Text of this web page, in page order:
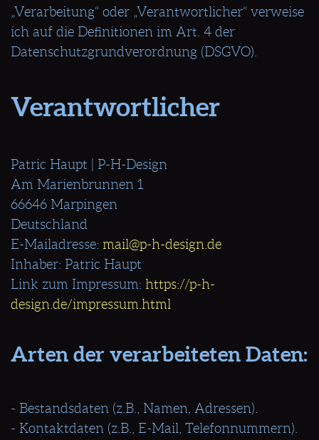
„Verarbeitung“ oder „Verantwortlicher“ verweise
ich auf die Definitionen im Art. 4 der
Datenschutzgrundverordnung (DSGVO).
Verantwortlicher
Patric Haupt | P-H-Design
Am Marienbrunnen 1
66646 Marpingen
Deutschland
E-Mailadresse: mail@p-h-design.de
Inhaber: Patric Haupt
Link zum Impressum: https://p-h-
design.de/impressum.html
Arten der verarbeiteten Daten:
- Bestandsdaten (z.B., Namen, Adressen).
- Kontaktdaten (z.B., E-Mail, Telefonnummern).